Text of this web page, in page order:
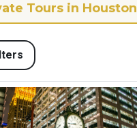
Tours in Houston